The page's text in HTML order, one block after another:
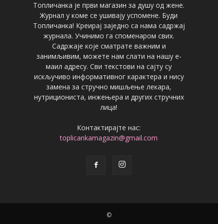
Топличанка је први магазин за душу од жене.
Журнал у коме се ушивају успомене. Буди
Топличанка! Креирај заједно са нама садржај
журнала. Учинимо га споменаром свих.
Садржаје које сматрате важним и
занимљивим, можете нам слати на нашу е-
маил адресу. Сви текстови на сајту су
искључиво информативног карактера и нису
замена за стручно мишљење лекара,
нутрициониста, инжењера и других стручних
лица!
Контактирајте нас:
toplicankamagazin@gmail.com
©